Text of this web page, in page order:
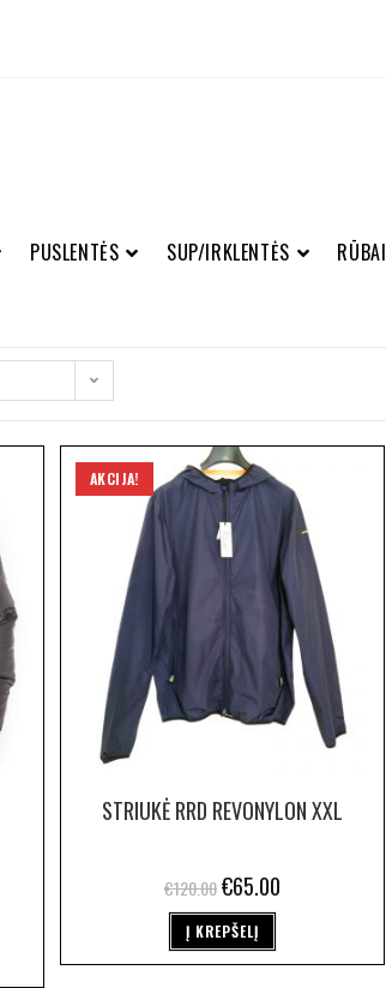
PUSLENTĖS SUP/IRKLENTĖS RŪBAI
AKCIJA!
STRIUKĖ RRD REVONYLON XXL
€120.00€65.00
Į KREPŠELĮ